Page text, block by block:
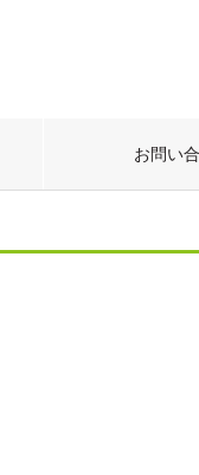
お問い